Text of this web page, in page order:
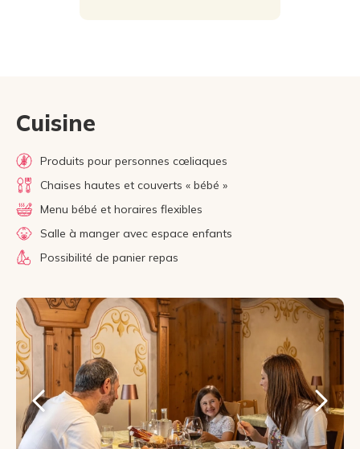
Cuisine
Produits pour personnes cœliaques
Chaises hautes et couverts « bébé »
Menu bébé et horaires flexibles
Salle à manger avec espace enfants
Possibilité de panier repas